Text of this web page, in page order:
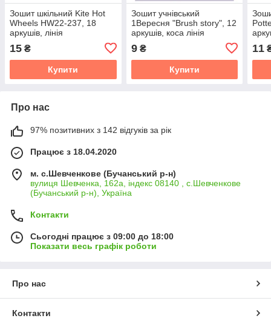
Зошит шкільний Kite Hot
Wheels HW22-237, 18
аркушів, лінія
15 ₴
Купити
Зошит учнівський
1Вересня "Brush story", 12
аркушів, коса лінія
9₴
Купити
11
Про нас
97% позитивних з 142 відгуків за рік
Працює з 18.04.2020
м. с.Шевченкове (Бучанський р-н)
вулиця Шевченка, 162а, індекс 08140 , с.Шевченкове
(Бучанський р-н), Україна
Контакти
Сьогодні працює з 09:00 до 18:00
Показати весь графік роботи
Про нас
Контакти